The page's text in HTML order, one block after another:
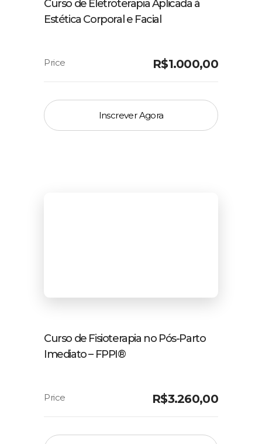
Curso de Eletroterapia Aplicada à
Estética Corporal e Facial
R$1.000,00
Inscrever Agora
Curso de Fisioterapia no Pós-Parto
Imediato – FPPI®️
R$3.260,00